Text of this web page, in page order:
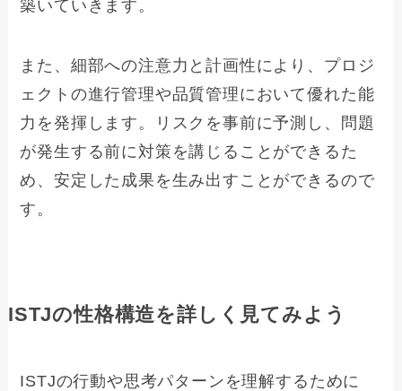
築いていきます。
また、細部への注意力と計画性により、プロジ
ェクトの進行管理や品質管理において優れた能
力を発揮します。リスクを事前に予測し、問題
が発生する前に対策を講じることができるた
め、安定した成果を生み出すことができるので
す。
ISTJの性格構造を詳しく見てみよう
ISTJの行動や思考パターンを理解するために